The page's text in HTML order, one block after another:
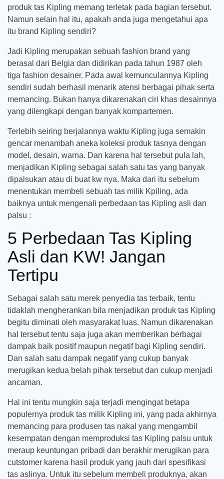
produk tas Kipling memang terletak pada bagian tersebut.
Namun selain hal itu, apakah anda juga mengetahui apa
itu brand Kipling sendiri?
Jadi Kipling merupakan sebuah fashion brand yang
berasal dari Belgia dan didirikan pada tahun 1987 oleh
tiga fashion desainer. Pada awal kemunculannya Kipling
sendiri sudah berhasil menarik atensi berbagai pihak serta
memancing. Bukan hanya dikarenakan ciri khas desainnya
yang dilengkapi dengan banyak kompartemen.
Terlebih seiring berjalannya waktu Kipling juga semakin
gencar menambah aneka koleksi produk tasnya dengan
model, desain, warna. Dan karena hal tersebut pula lah,
menjadikan Kipling sebagai salah satu tas yang banyak
dipalsukan atau di buat kw nya. Maka dari itu sebelum
menentukan membeli sebuah tas milik Kpiling, ada
baiknya untuk mengenali perbedaan tas Kipling asli dan
palsu :
5 Perbedaan Tas Kipling
Asli dan KW! Jangan
Tertipu
Sebagai salah satu merek penyedia tas terbaik, tentu
tidaklah mengherankan bila menjadikan produk tas Kipling
begitu diminati oleh masyarakat luas. Namun dikarenakan
hal tersebut tentu saja juga akan memberikan berbagai
dampak baik positif maupun negatif bagi Kipling sendiri.
Dan salah satu dampak negatif yang cukup banyak
merugikan kedua belah pihak tersebut dan cukup menjadi
ancaman.
Hal ini tentu mungkin saja terjadi mengingat betapa
populernya produk tas milik Kipling ini, yang pada akhirnya
memancing para produsen tas nakal yang mengambil
kesempatan dengan memproduksi tas Kipling palsu untuk
meraup keuntungan pribadi dan berakhir merugikan para
cutstomer karena hasil produk yang jauh dari spesifikasi
tas aslinya. Untuk itu sebelum membeli produknya, akan